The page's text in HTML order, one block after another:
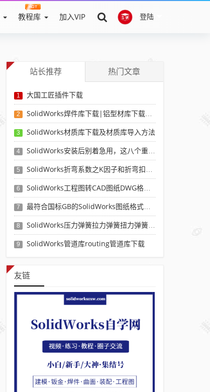
登陆
教程库 加入VIP
站长推荐 热门文章
1 大国工匠插件下载
2 SolidWorks焊件库下载|铝型材库下载|附sw焊件库添加配置使用教程
3 SolidWorks材质库下载及材质库导入方法
4 SolidWorks安装后别着急用，这八个重要SolidWorks设置可以提高你的画图效率
5 SolidWorks折弯系数之K因子和折弯扣除表-溪风推荐
6 SolidWorks工程图转CAD图纸DWG格式映射文件无乱码可分层-溪风亲测推荐
7 最符合国标GB的SolidWorks图纸格式和图纸模板下载-溪风专用版
8 SolidWorks压力弹簧拉力弹簧扭力弹簧涡卷弹簧自动生成宏程序下载
9 SolidWorks管道库routing管道库下载
友链